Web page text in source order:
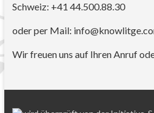
Schweiz: +41 44.500.88.30
oder per Mail:
Wir freuen uns auf Ihren Anruf